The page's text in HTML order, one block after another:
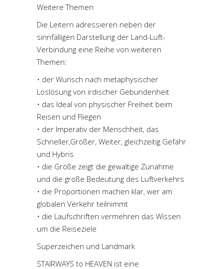
Weitere Themen
Die Leitern adressieren neben der
sinnfälligen Darstellung der Land-Luft-
Verbindung eine Reihe von weiteren
Themen:
• der Wunsch nach metaphysischer
Loslösung von irdischer Gebundenheit
• das Ideal von physischer Freiheit beim
Reisen und Fliegen
• der Imperativ der Menschheit, das
Schneller,Größer, Weiter, gleichzeitig Gefahr
und Hybris
• die Größe zeigt die gewaltige Zunahme
und die große Bedeutung des Luftverkehrs
• die Proportionen machen klar, wer am
globalen Verkehr teilnimmt
• die Laufschriften vermehren das Wissen
um die Reiseziele
Superzeichen und Landmark
STAIRWAYS to HEAVEN ist eine